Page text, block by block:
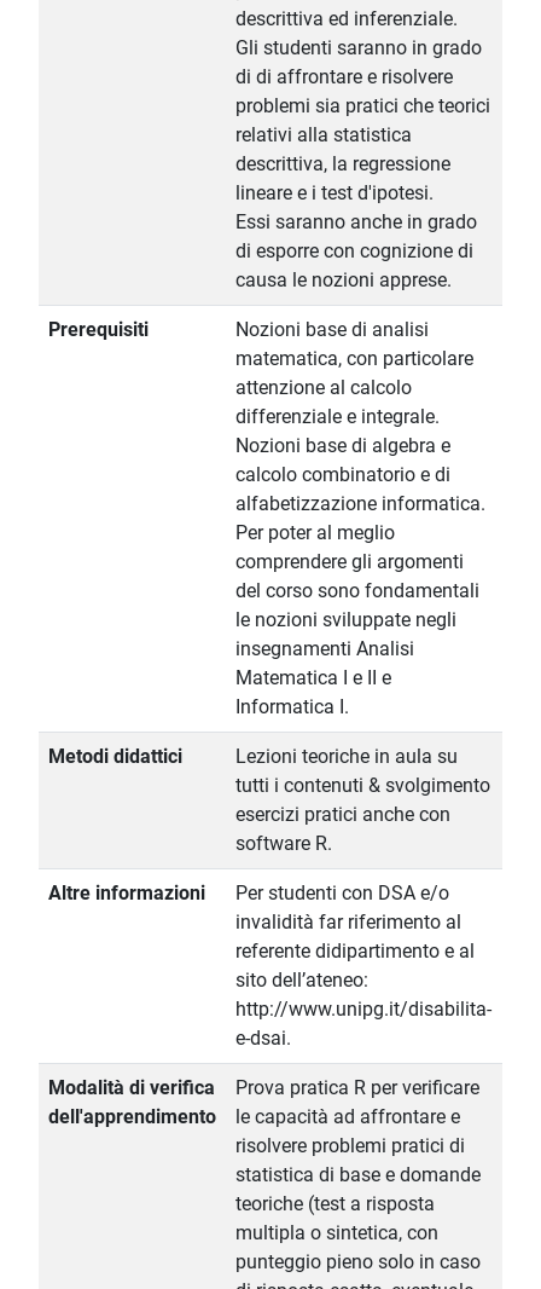
descrittiva ed inferenziale.
Gli studenti saranno in grado
di di affrontare e risolvere
problemi sia pratici che teorici
relativi alla statistica
descrittiva, la regressione
lineare e i test d'ipotesi.
Essi saranno anche in grado
di esporre con cognizione di
causa le nozioni apprese.
Prerequisiti
Nozioni base di analisi
matematica, con particolare
attenzione al calcolo
differenziale e integrale.
Nozioni base di algebra e
calcolo combinatorio e di
alfabetizzazione informatica.
Per poter al meglio
comprendere gli argomenti
del corso sono fondamentali
le nozioni sviluppate negli
insegnamenti Analisi
Matematica I e II e
Informatica I.
Metodi didattici
Lezioni teoriche in aula su
tutti i contenuti & svolgimento
esercizi pratici anche con
software R.
Altre informazioni
Per studenti con DSA e/o
invalidità far riferimento al
referente didipartimento e al
sito dell’ateneo:
http://www.unipg.it/disabilita-
e-dsai.
Modalità di verifica
dell'apprendimento
Prova pratica R per verificare
le capacità ad affrontare e
risolvere problemi pratici di
statistica di base e domande
teoriche (test a risposta
multipla o sintetica, con
punteggio pieno solo in caso